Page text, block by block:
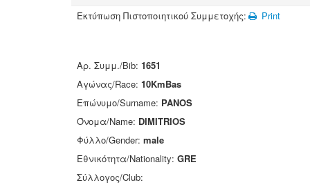
Εκτύπωση Πιστοποιητικού Συμμετοχής: Print
Αρ. Συμμ./Bib:1651
Αγώνας/Race:10KmBas
Επώνυμο/Surname: PANOS
Όνομα/Name: DIMITRIOS
Φύλλο/Gender:male
Εθνικότητα/Nationality:GRE
Σύλλογος/Club: